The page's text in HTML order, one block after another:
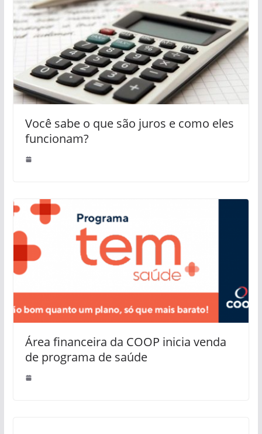
Você sabe o que são juros e como eles
funcionam?
Área financeira da COOP inicia venda
de programa de saúde